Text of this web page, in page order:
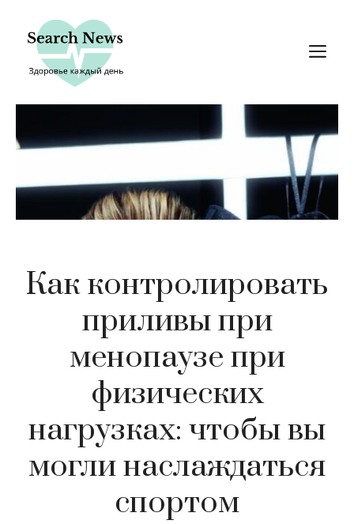
содержимому
Как контролировать
приливы при
менопаузе при
физических
нагрузках: чтобы вы
могли наслаждаться
спортом